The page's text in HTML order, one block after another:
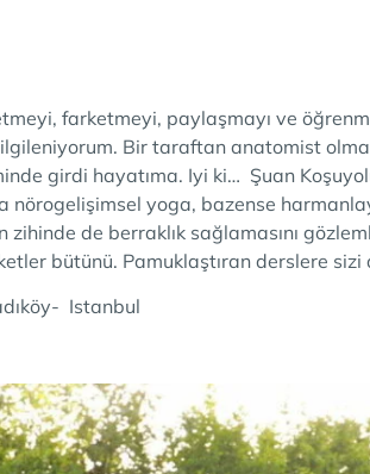
farketmeyi, paylaşmayı ve
Bir taraftan anatomist
girdi hayatıma. Iyi ki… Şuan
nörogelişimsel yoga, bazense
de berraklık sağlamasını
bütünü. Pamuklaştıran derslere sizi
Istanbul